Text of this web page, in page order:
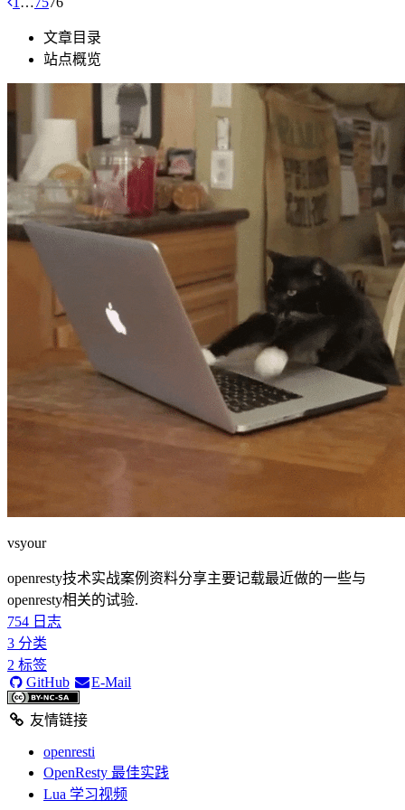
文章目录
站点概览
vsyour
openresty技术实战案例资料分享主要记载最近做的一些与
openresty相关的试验.
754 日志
3 分类
2 标签
GitHub
E-Mail
友情链接
openresti
OpenResty 最佳实践
Lua 学习视频